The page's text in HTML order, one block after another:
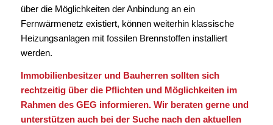
über die Möglichkeiten der Anbindung an ein
Fernwärmenetz existiert, können weiterhin klassische
Heizungsanlagen mit fossilen Brennstoffen installiert
werden.
Immobilienbesitzer und Bauherren sollten sich
rechtzeitig über die Pflichten und Möglichkeiten im
Rahmen des GEG informieren. Wir beraten gerne und
unterstützen auch bei der Suche nach den aktuellen